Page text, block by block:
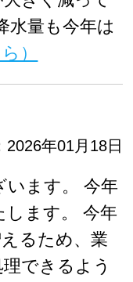
水量も今年は
）
2026年01月18日
います。 今年
します。 今年
るため、業
できるよう